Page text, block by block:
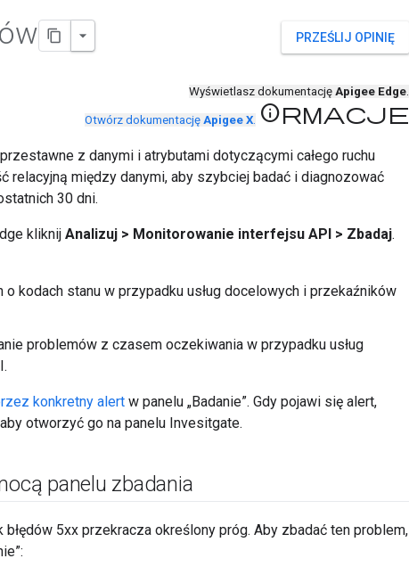
PRZEŚLIJ OPINIĘ
Wyświetlasz dokumentację Apigee Edge.
Otwórz dokumentację Apigee X. Informacje
z danymi i atrybutami dotyczącymi całego ruchu
między danymi, aby szybciej badać i diagnozować
30 dni.
kliknij Analizuj > Monitorowanie interfejsu API > Zbadaj.
kodach stanu w przypadku usług docelowych i przekaźników
problemów z czasem oczekiwania w przypadku usług
konkretny alert w panelu „Badanie”. Gdy pojawi się alert,
otworzyć go na panelu Invesitgate.
panelu zbadania
5xx przekracza określony próg. Aby zbadać ten problem,